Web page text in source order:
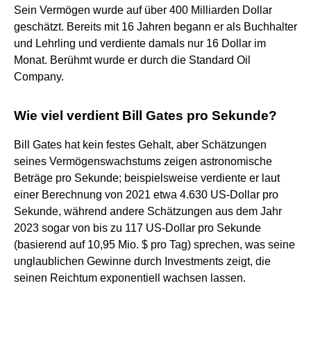
Sein Vermögen wurde auf über 400 Milliarden Dollar
geschätzt. Bereits mit 16 Jahren begann er als Buchhalter
und Lehrling und verdiente damals nur 16 Dollar im
Monat. Berühmt wurde er durch die Standard Oil
Company.
Wie viel verdient Bill Gates pro Sekunde?
Bill Gates hat kein festes Gehalt, aber Schätzungen
seines Vermögenswachstums zeigen astronomische
Beträge pro Sekunde; beispielsweise verdiente er laut
einer Berechnung von 2021 etwa 4.630 US-Dollar pro
Sekunde, während andere Schätzungen aus dem Jahr
2023 sogar von bis zu 117 US-Dollar pro Sekunde
(basierend auf 10,95 Mio. $ pro Tag) sprechen, was seine
unglaublichen Gewinne durch Investments zeigt, die
seinen Reichtum exponentiell wachsen lassen.